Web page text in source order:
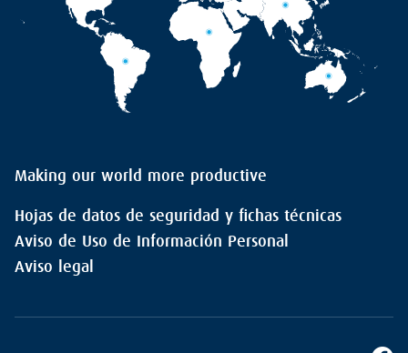
Making our world more productive
Hojas de datos de seguridad y fichas técnicas
Aviso de Uso de Información Personal
Aviso legal